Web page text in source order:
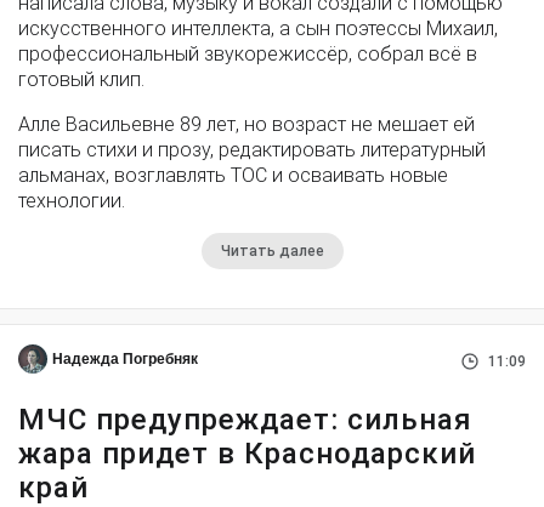
искусственного интеллекта, а сын поэтессы Михаил,
профессиональный звукорежиссёр, собрал всё в
готовый клип.
Алле Васильевне 89 лет, но возраст не мешает ей
писать стихи и прозу, редактировать литературный
альманах, возглавлять ТОС и осваивать новые
технологии.
Читать далее
Надежда Погребняк 11:09
МЧС предупреждает: сильная
жара придет в Краснодарский
край